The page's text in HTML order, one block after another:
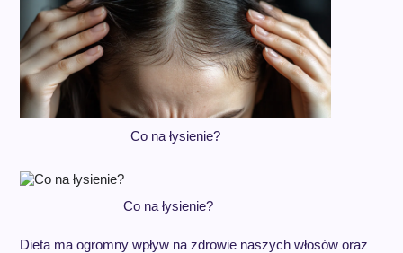
Co na łysienie?
Co na łysienie?
Dieta ma ogromny wpływ na zdrowie naszych włosów oraz